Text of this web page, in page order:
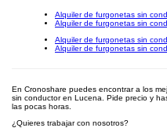
Alquiler de furgonetas sin
Alquiler de furgonetas sin
Alquiler de furgonetas sin
Alquiler de furgonetas sin
En Cronoshare puedes encontrar a los
sin conductor en Lucena. Pide precio y
las pocas horas.
¿Quieres trabajar con nosotros?